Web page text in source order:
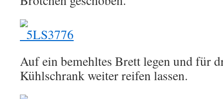
Auf ein bemehltes Brett legen und für
Kühlschrank weiter reifen lassen.